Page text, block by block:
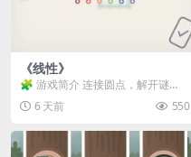
《线性》
🧩 游戏简介 连接圆点，解开谜
题。 ⚠️ 重要提示 所有关卡均可通
关，请确保使用...
6 天前 550